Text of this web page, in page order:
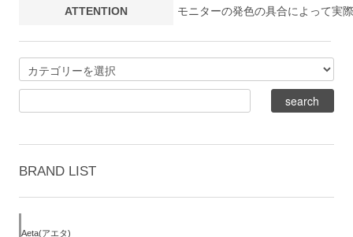
ATTENTION モニターの発色の具合によって実
BRAND LIST
Aeta(アエタ)